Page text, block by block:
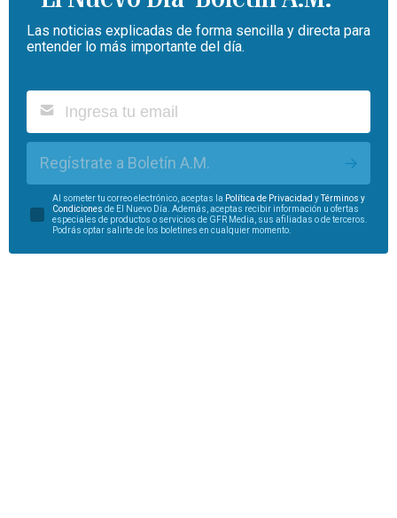
Las noticias explicadas de forma sencilla y directa para
entender lo más importante del día.
Regístrate a Boletín A.M.
Al someter tu correo electrónico, aceptas la Política de Privacidad y
Términos y
Condiciones de El Nuevo Día. Además, aceptas recibir información u ofertas
especiales de productos o servicios de GFR Media, sus afiliadas o de terceros.
Podrás optar salirte de los boletines en cualquier momento.